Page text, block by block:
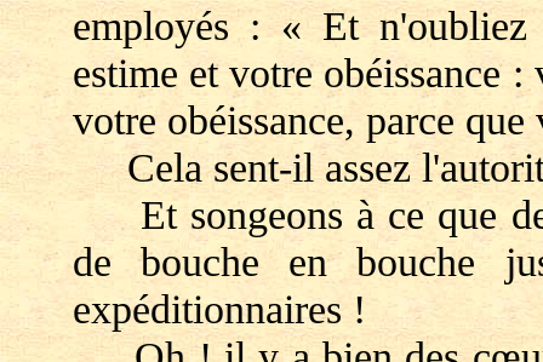
employés : « Et n'oubliez
estime et votre obéissance
votre obéissance, parce
Cela sent-il assez
Et songeons à ce que
de bouche en bouche
expéditionnaires !